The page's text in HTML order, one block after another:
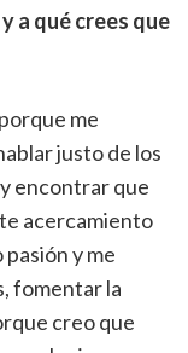
a qué crees que
me
justo de los
encontrar que
acercamiento
y me
fomentar la
creo que